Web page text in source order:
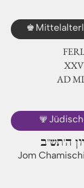
♚
AD
🕎
ה'תש"ב
Jom